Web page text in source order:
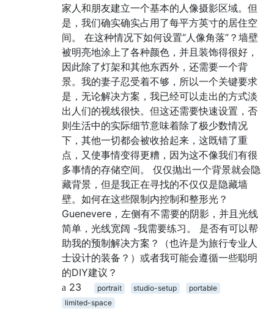
家人和朋友建立一个基本的人像摄影区域。但
是，我们确实确实占用了每平方英寸的居住空
间。 在这种情况下如何设置“人像角落”？墙壁
被明亮地涂上了各种颜色，并且装饰得很好，
因此除了灯架和其他东西外，还需要一个背
景。我的妻子忍受着不够，所以一个关键要求
是，无论解决方案，我已经可以走出的方式淡
出人们的视线很快。但这还需要快速设置，否
则生活中的实际细节意味着除了极少数情况
下，其他一切都会被收拾起来，这既错了重
点，又使事情变得更糟，因为这不像我们有很
多事情的存储空间。 仅仅抛出一个背景就会隐
藏背景，但是我正在寻找的不仅仅是隐藏墙
壁。如何在这些限制内控制和整形光？
Guenevere，左侧有不需要的阴影，并且光线
简单，光线宽阔 -我需要练习。 是否有可以帮
助我的预制解决方案？（也许是为旅行专业人
士设计的装备？）或者我可能会遵循一些聪明
的DIY建议？
23
portrait studio-setup
portable
limited-space